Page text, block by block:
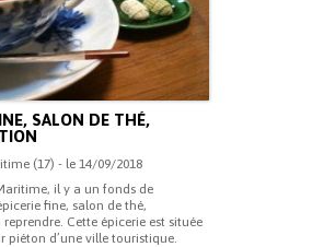
SALON DE THÉ,
(17) - le 14/09/2018
il y a un fonds de
fine, salon de thé,
Cette épicerie est située
piéton d’une ville touristique.